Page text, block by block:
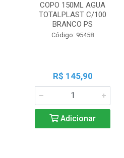
COPO 150ML AGUA
TOTALPLAST C/100
BRANCO PS
Código: 95458
R$ 145,90
Adicionar